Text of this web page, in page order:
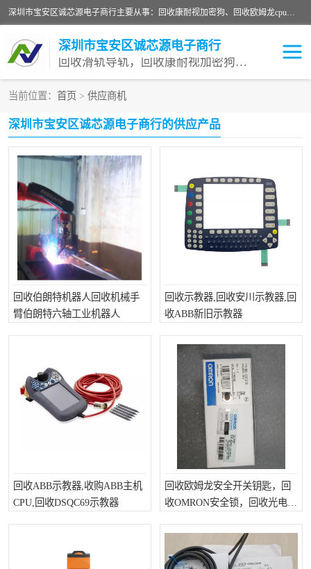
深圳市宝安区诚芯源电子商行主要从事：回收康耐视加密狗、回收欧姆龙cpu、回收欧姆龙模块等 一站式收购,能迅速便捷为客户消化库存、减少仓储、回笼资金，我们交易灵活方便，现金支付，价格优势合理，在业务方面赢得广大客户的一致好评 热情欢迎有库存需要处理的客户 请尽快联系我们
深圳市宝安区诚芯源电子商行
回收滑轨导轨，回收康耐视加密狗，回收欧姆龙PLC
当前位置： 首页 > 供应商机
深圳市宝安区诚芯源电子商行的供应产品
回收伯朗特机器人回收机械手
臂伯朗特六轴工业机器人
回收示教器,回收安川示教器,回
收ABB新旧示教器
回收ABB示教器,收购ABB主机
CPU,回收DSQC69示教器
回收欧姆龙安全开关钥匙，回
收OMRON安全锁，回收光电传
回收欧姆龙模块 回收康耐视加密狗
回收欧姆龙cpu